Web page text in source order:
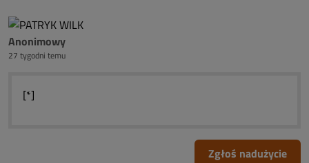
Anonimowy
27 tygodni temu
[*]
Zgłoś nadużycie